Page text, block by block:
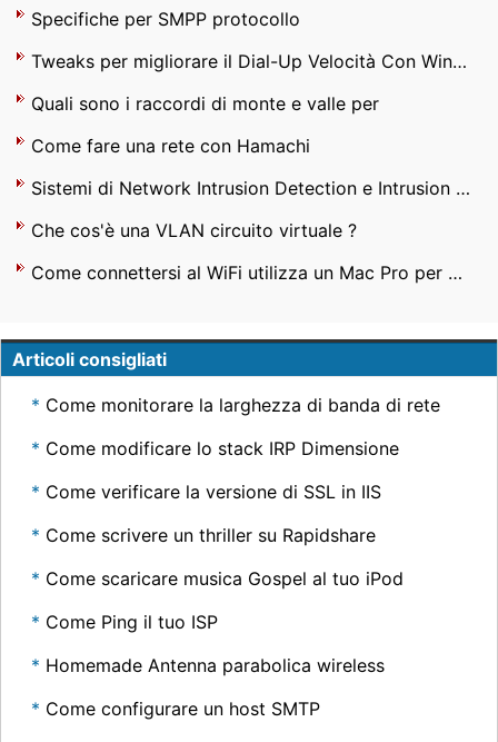
Specifiche per SMPP protocollo
Tweaks per migliorare il Dial-Up Velocità Con Windows XP
Quali sono i raccordi di monte e valle per
Come fare una rete con Hamachi
Sistemi di Network Intrusion Detection e Intrusion Prevention
Che cos'è una VLAN circuito virtuale ?
Come connettersi al WiFi utilizza un Mac Pro per Notebook
Articoli consigliati
Come monitorare la larghezza di banda di rete
Come modificare lo stack IRP Dimensione
Come verificare la versione di SSL in IIS
Come scrivere un thriller su Rapidshare
Come scaricare musica Gospel al tuo iPod
Come Ping il tuo ISP
Homemade Antenna parabolica wireless
Come configurare un host SMTP